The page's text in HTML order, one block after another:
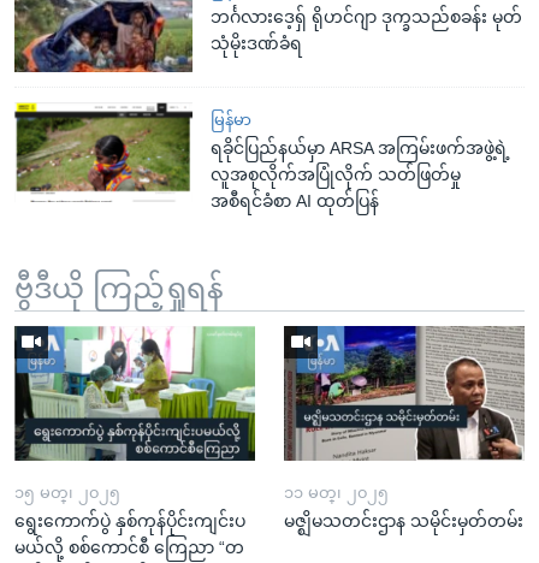
ဘင်္ဂလားဒေ့ရှ် ရိုဟင်ဂျာ ဒုက္ခသည်စခန်း မုတ်
သုံမိုးဒဏ်ခံရ
မြန်မာ
ရခိုင်ပြည်နယ်မှာ ARSA အကြမ်းဖက်အဖွဲ့ရဲ့
လူအစုလိုက်အပြုံလိုက် သတ်ဖြတ်မှု
အစီရင်ခံစာ AI ထုတ်ပြန်
ဗွီဒီယို ကြည့်ရှုရန်
၁၅ မတ္၊ ၂၀၂၅
ရွေးကောက်ပွဲ နှစ်ကုန်ပိုင်းကျင်းပ
မယ်လို့ စစ်ကောင်စီ ကြေညာ “တ
၁၁ မတ္၊ ၂၀၂၅
မဇ္ဈိမသတင်းဌာန သမိုင်းမှတ်တမ်း